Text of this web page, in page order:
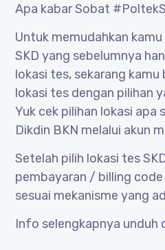
Apa kabar Sobat
Untuk memudahkan
SKD yang sebelumnya
lokasi tes, sekarang kamu
lokasi tes dengan pilihan
Yuk cek pilihan lokasi apa
Dikdin BKN melalui akun
Setelah pilih lokasi tes
pembayaran / billing
sesuai mekanisme yang
Info selengkapnya unduh